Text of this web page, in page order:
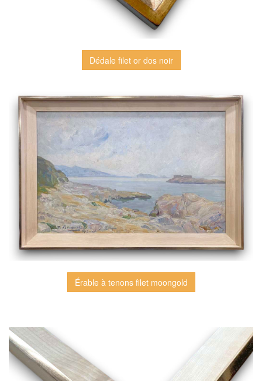
Dédale filet or dos noir
Érable à tenons filet moongold